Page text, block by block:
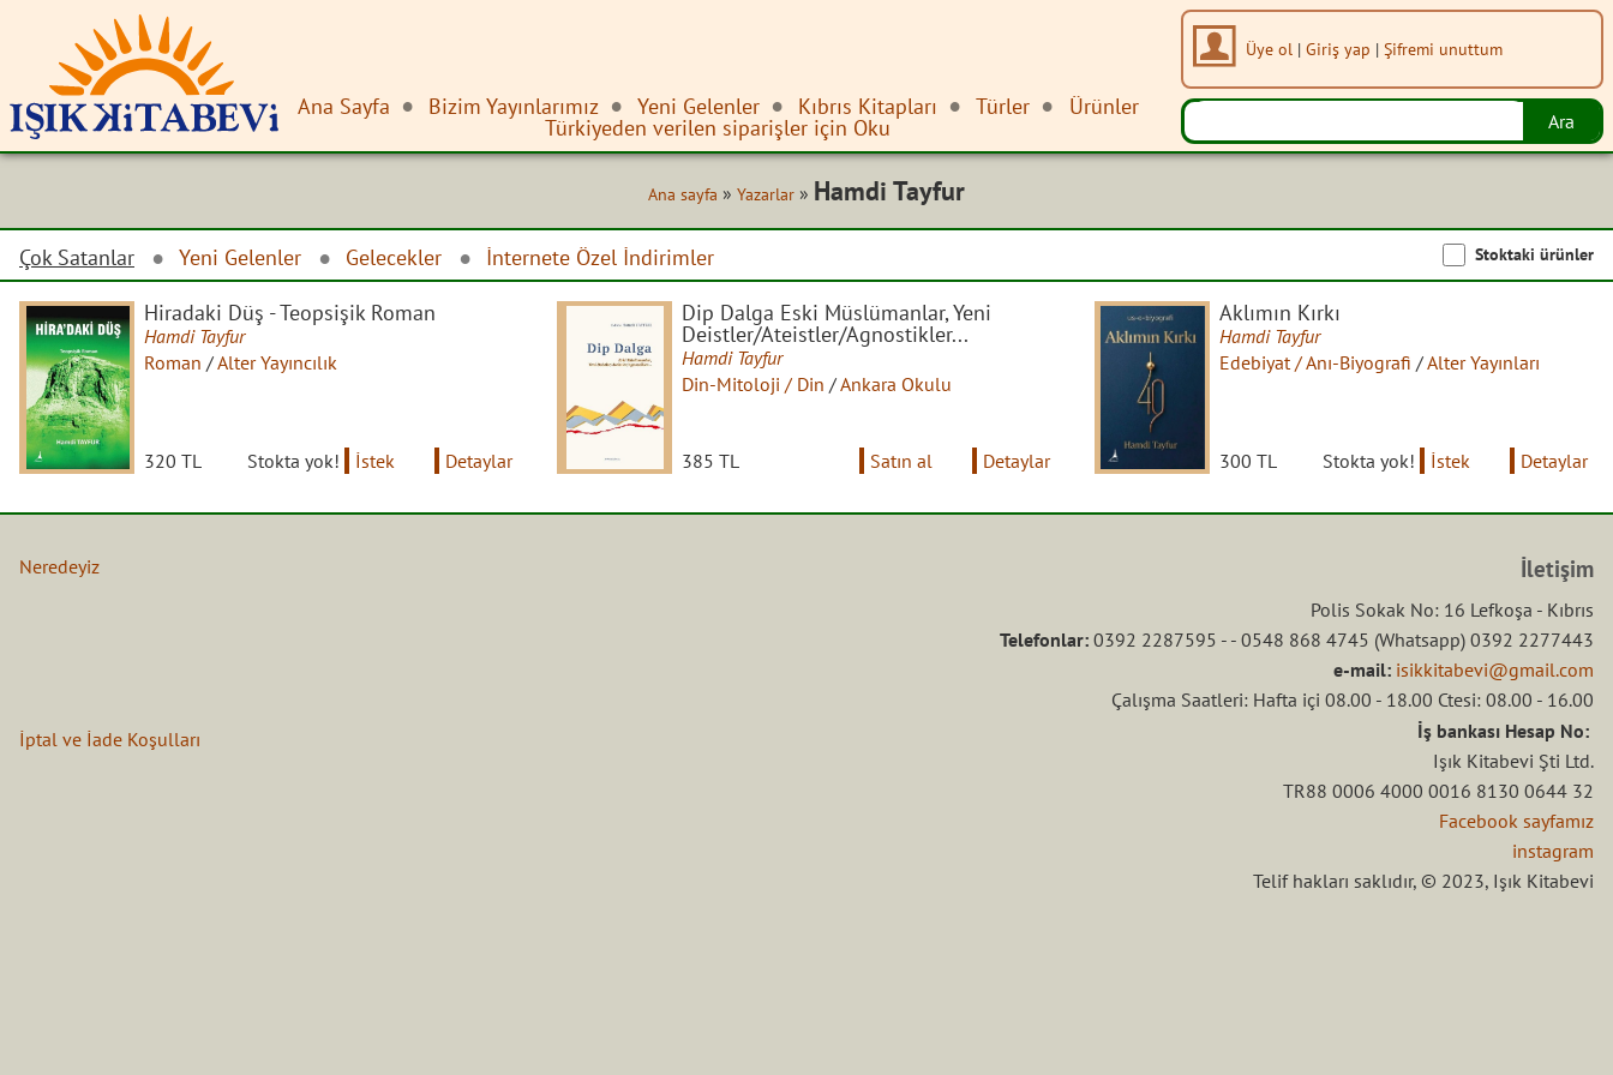
Ana Sayfa Bizim Yayınlarımız Yeni Gelenler Kıbrıs Kitapları Türler Ürünler
Türkiyeden verilen siparişler için Oku
Üye ol | Giriş yap | Şifremi unuttum
Ana sayfa » Yazarlar » Hamdi Tayfur
Çok Satanlar Yeni Gelenler Gelecekler İnternete Özel İndirimler Stoktaki ürünler
Hiradaki Düş - Teopsişik Roman
Hamdi Tayfur
Roman /Alter Yayıncılık
320 TL Stokta yok! İstek Detaylar
Dip Dalga Eski Müslümanlar, Yeni
Deistler/Ateistler/Agnostikler...
Hamdi Tayfur
Din-Mitoloji / Din /Ankara Okulu
385 TL Satın al Detaylar
Aklımın Kırkı
Hamdi Tayfur
Edebiyat / Anı-Biyografi /Alter Yayınları
300 TL Stokta yok! İstek Detaylar
Neredeyiz
İptal ve İade Koşulları
İletişim
Polis Sokak No: 16 Lefkoşa - Kıbrıs
Telefonlar: 0392 2287595 - - 0548 868 4745 (Whatsapp) 0392 2277443
e-mail: isikkitabevi@gmail.com
Çalışma Saatleri: Hafta içi 08.00 - 18.00 Ctesi: 08.00 - 16.00
İş bankası Hesap No:
Işık Kitabevi Şti Ltd.
TR88 0006 4000 0016 8130 0644 32
Facebook sayfamız
instagram
Telif hakları saklıdır, © 2023, Işık Kitabevi